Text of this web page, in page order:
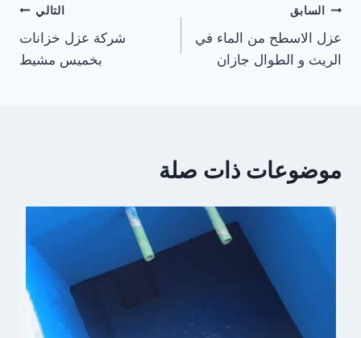
تصفّح
المقالات
السابق
عزل الاسطح من الماء في
الريث و الطوال جازان
التالي
شركة عزل خزانات
بخميس مشيط
موضوعات ذات صلة